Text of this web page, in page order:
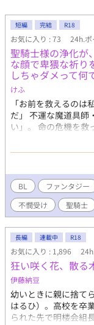
短編 完結 R18
お気に入り : 73 24h.ポ
聖騎士様の浄化が
な顔で卑猥な祈り
しちゃダメって何
けふ
「お前を救えるの
だ」 不運な魔道具師
い」。 命の危機を救
団長・セレスティア
は、あまりに苛烈で
の祈りを囁かれ、
さらには魔力による
で……。 「これ、本
聖剣（物理）でドロ
た後も彼の「聖水」
て――。 「一生、私
新しい呪いでお前を
な聖騎士の皮を被っ
共依存BL、開幕。
では喘がないです ※
BL ファンタジー
不憫受け
聖騎士
長編 連載中 R18
お気に入り : 1,896
狂い咲く花、散る
伊藤納豆
幼いときに親に捨て
はるひ）。高校を卒
られた先で明楼会組